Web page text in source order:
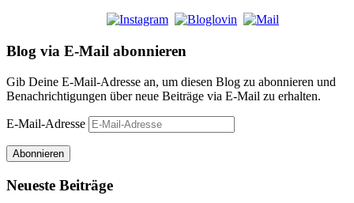
Blog via E-Mail abonnieren
Gib Deine E-Mail-Adresse an, um diesen Blog zu abonnieren und
Benachrichtigungen über neue Beiträge via E-Mail zu erhalten.
E-Mail-Adresse
Abonnieren
Neueste Beiträge